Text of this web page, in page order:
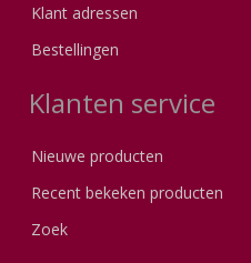
Klant adressen
Bestellingen
Klanten service
Nieuwe producten
Recent bekeken producten
Zoek